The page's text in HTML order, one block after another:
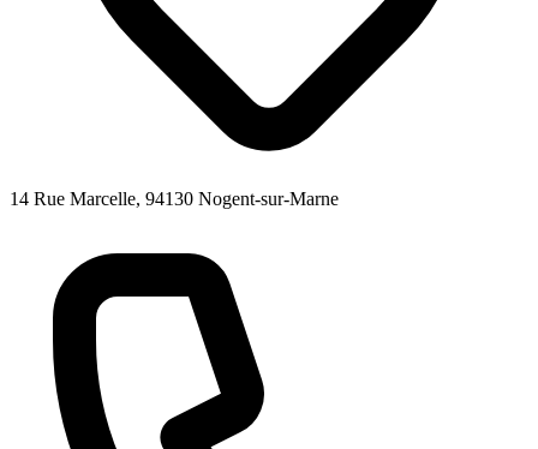
14 Rue Marcelle, 94130 Nogent-sur-Marne